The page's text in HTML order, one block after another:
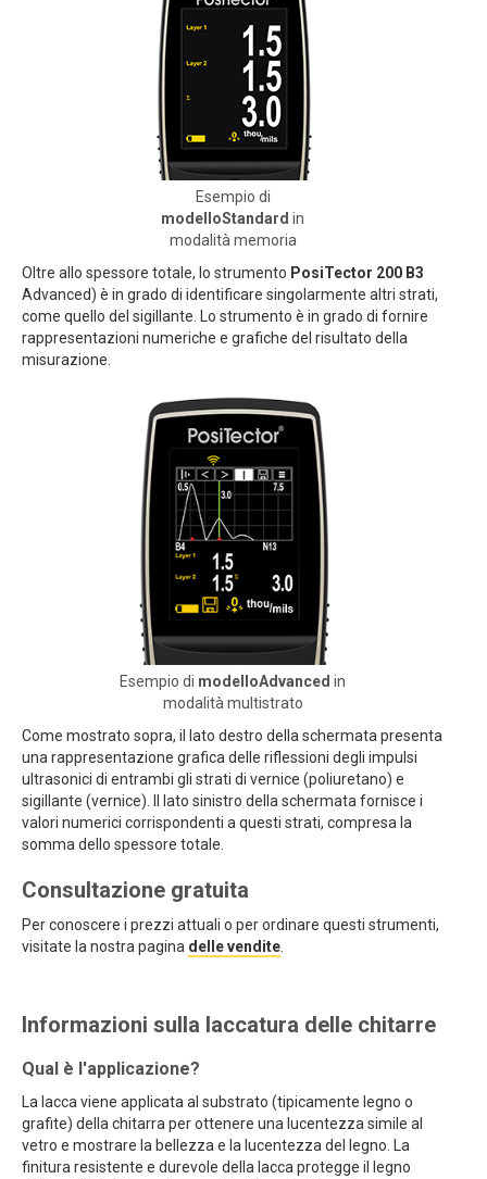
Esempio di
modelloStandard in
modalità memoria
Oltre allo spessore totale, lo strumento PosiTector 200 B3
Advanced) è in grado di identificare singolarmente altri strati,
come quello del sigillante. Lo strumento è in grado di fornire
rappresentazioni numeriche e grafiche del risultato della
misurazione.
Esempio di modelloAdvanced in
modalità multistrato
Come mostrato sopra, il lato destro della schermata presenta
una rappresentazione grafica delle riflessioni degli impulsi
ultrasonici di entrambi gli strati di vernice (poliuretano) e
sigillante (vernice). Il lato sinistro della schermata fornisce i
valori numerici corrispondenti a questi strati, compresa la
somma dello spessore totale.
Consultazione gratuita
Per conoscere i prezzi attuali o per ordinare questi strumenti,
visitate la nostra pagina delle vendite
Informazioni sulla laccatura delle chitarre
Qual è l'applicazione?
La lacca viene applicata al substrato (tipicamente legno o
grafite) della chitarra per ottenere una lucentezza simile al
vetro e mostrare la bellezza e la lucentezza del legno. La
finitura resistente e durevole della lacca protegge il legno